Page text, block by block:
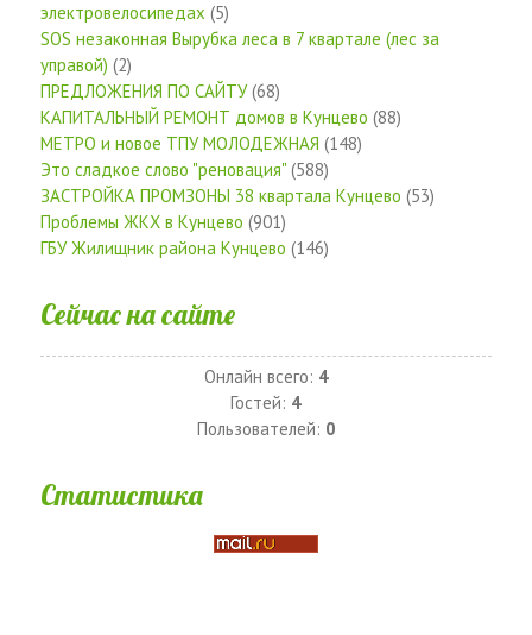
электровелосипедах (5)
SOS незаконная Вырубка леса в 7 квартале (лес за
управой) (2)
ПРЕДЛОЖЕНИЯ ПО САЙТУ(68)
КАПИТАЛЬНЫЙ РЕМОНТ домов в Кунцево (88)
МЕТРО и новое ТПУ МОЛОДЕЖНАЯ (148)
Это сладкое слово "реновация" (588)
ЗАСТРОЙКА ПРОМЗОНЫ 38 квартала Кунцево (53)
Проблемы ЖКХ в Кунцево (901)
ГБУ Жилищник района Кунцево (146)
Сейчас на сайте
Онлайн всего: 4
Гостей: 4
Пользователей: 0
Статистика